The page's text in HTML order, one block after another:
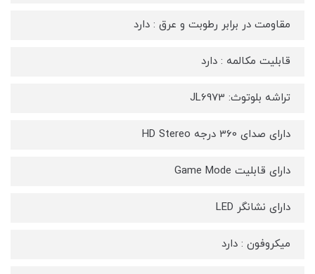
مقاومت در برابر رطوبت و عرق : دارد
قابلیت مکالمه : دارد
تراشه بلوتوث: JL6973
دارای صدای 360 درجه HD Stereo
دارای قابلیت Game Mode
دارای نشانگر LED
میکروفون : دارد